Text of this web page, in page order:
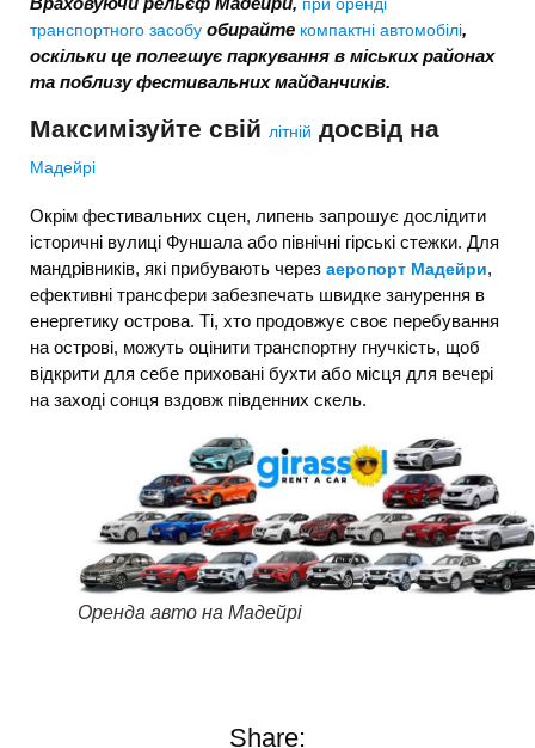
транспортного засобу обирайте компактні автомобілі,
оскільки це полегшує паркування в міських районах
та поблизу фестивальних майданчиків.
Максимізуйте свій літній досвід на
Мадейрі
Окрім фестивальних сцен, липень запрошує дослідити
історичні вулиці Фуншала або північні гірські стежки. Для
мандрівників, які прибувають через аеропорт Мадейри,
ефективні трансфери забезпечать швидке занурення в
енергетику острова. Ті, хто продовжує своє перебування
на острові, можуть оцінити транспортну гнучкість, щоб
відкрити для себе приховані бухти або місця для вечері
на заході сонця вздовж південних скель.
Оренда авто на Мадейрі
Share: